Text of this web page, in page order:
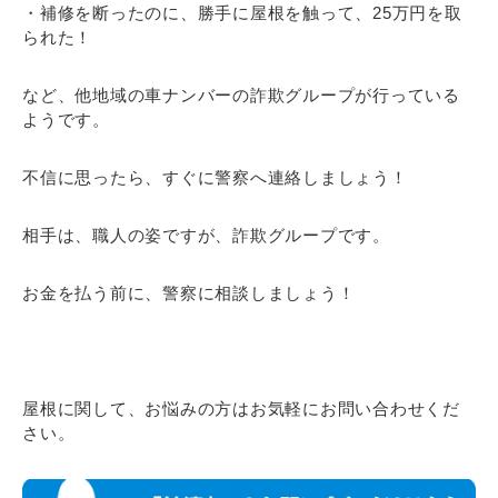
・補修を断ったのに、勝手に屋根を触って、25万円を取
られた！
など、他地域の車ナンバーの詐欺グループが行っている
ようです。
不信に思ったら、すぐに警察へ連絡しましょう！
相手は、職人の姿ですが、詐欺グループです。
お金を払う前に、警察に相談しましょう！
屋根に関して、お悩みの方はお気軽にお問い合わせくだ
さい。